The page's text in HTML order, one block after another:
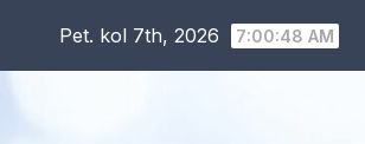
Pet. kol 7th, 2026 7:00:49 AM